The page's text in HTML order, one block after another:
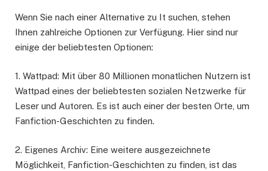
Wenn Sie nach einer Alternative zu It suchen, stehen
Ihnen zahlreiche Optionen zur Verfügung. Hier sind nur
einige der beliebtesten Optionen:
1. Wattpad: Mit über 80 Millionen monatlichen Nutzern ist
Wattpad eines der beliebtesten sozialen Netzwerke für
Leser und Autoren. Es ist auch einer der besten Orte, um
Fanfiction-Geschichten zu finden.
2. Eigenes Archiv: Eine weitere ausgezeichnete
Möglichkeit, Fanfiction-Geschichten zu finden, ist das